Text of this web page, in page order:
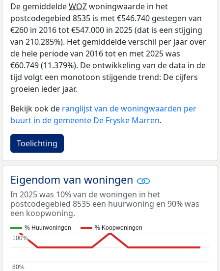
De gemiddeldeWOZwoningwaarde in het
postcodegebied 8535 is met €546.740 gestegen van
€260 in 2016 tot €547.000 in 2025 (dat is een stijging
van 210.285%). Het gemiddelde verschil per jaar over
de hele periode van 2016 tot en met 2025 was
€60.749 (11.379%). De ontwikkeling van de data in de
tijd volgt een monotoon stijgende trend: De cijfers
groeien ieder jaar.
Bekijk ook de ranglijst van de woningwaarden per
buurt in de gemeente De Fryske Marren.
Toelichting
Eigendom van woningen
In 2025 was 10% van de woningen in het
postcodegebied 8535 een huurwoning en 90% was
een koopwoning.
% Huurwoningen % Koopwoningen
80%
80%
100%
100%